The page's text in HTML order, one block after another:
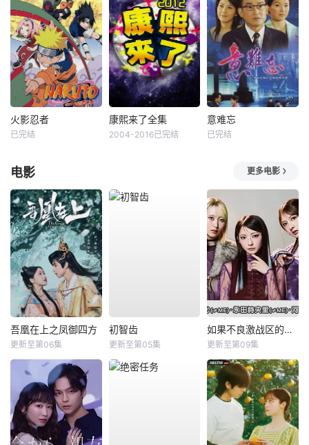
火影忍者
已完结
康熙来了全集
2004-2016已完结
意难忘
已完结
电影 更多电影
吾凰在上之凤御四方
更新至第06集
初智齿
更新至第05集
如果不良激战区的四天王转生成了偶像团体？
更新至第09集